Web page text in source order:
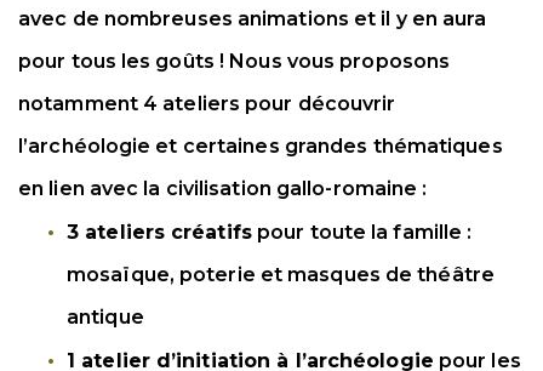
avec de nombreuses animations et il y en aura
pour tous les goûts ! Nous vous proposons
notamment 4 ateliers pour découvrir
l’archéologie et certaines grandes thématiques
en lien avec la civilisation gallo-romaine :
3 ateliers créatifspour toute la famille :
mosaïque, poterie et masques de théâtre
antique
1 atelier d’initiation à l’archéologie pour les